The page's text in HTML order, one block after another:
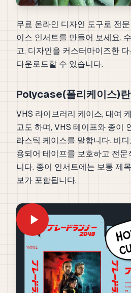
무료 온라인 디자인 도구로 전
이스 인서트를 만들어 보세요.
고, 디자인을 커스터마이즈한
다운로드할 수 있습니다.
Polycase(폴리케이스)
VHS 라이브러리 케이스, 대여
고도 하며, VHS 테이프와 종이
라스틱 케이스를 말합니다. 비
용되어 테이프를 보호하고 전
니다. 종이 인서트에는 보통 제
보가 포함됩니다.